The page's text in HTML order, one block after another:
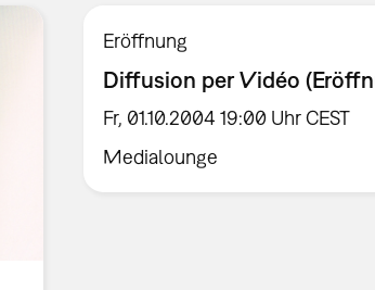
Eröffnung
Diffusion per Vidéo
Fr, 01.10.2004 19:00 Uhr CEST
Medialounge